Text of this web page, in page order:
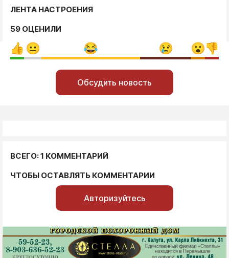
ЛЕНТА НАСТРОЕНИЯ
59 ОЦЕНИЛИ
Обсудить новость
ВСЕГО: 1 КОММЕНТАРИЙ
ЧТОБЫ ОСТАВЛЯТЬ КОММЕНТАРИИ
Авторизуйтесь